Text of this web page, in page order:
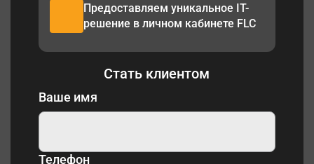
Стать клиентом
Ваше имя
Телефон
Предоставляем уникальное IT-
решение в личном кабинете FLC